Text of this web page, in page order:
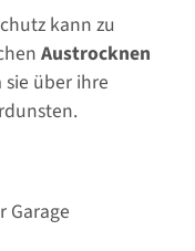
kann zu
Austrocknen
über ihre